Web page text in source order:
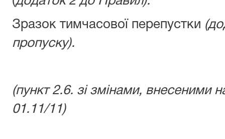
Зразок тимчасової перепустки
пропуску).
(пункт 2.6. зі змінами,
01.11/11)